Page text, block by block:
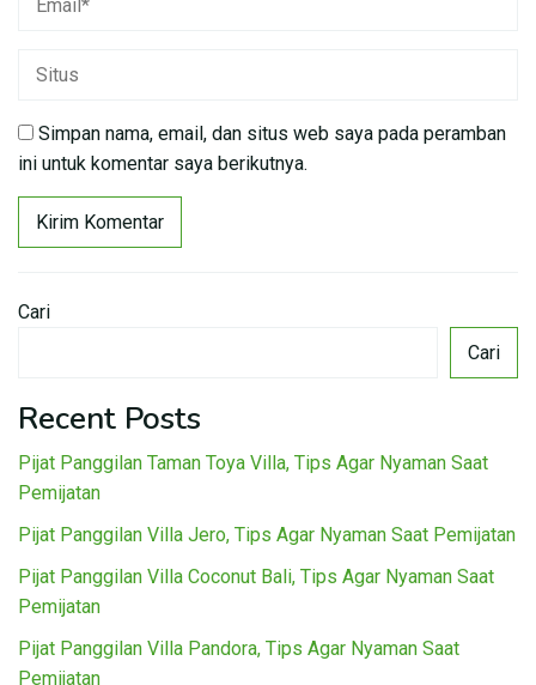
Simpan nama, email, dan situs web saya pada peramban
ini untuk komentar saya berikutnya.
Cari
Cari
Recent Posts
Pijat Panggilan Taman Toya Villa, Tips Agar Nyaman Saat
Pemijatan
Pijat Panggilan Villa Jero, Tips Agar Nyaman Saat Pemijatan
Pijat Panggilan Villa Coconut Bali, Tips Agar Nyaman Saat
Pemijatan
Pijat Panggilan Villa Pandora, Tips Agar Nyaman Saat
Pemijatan